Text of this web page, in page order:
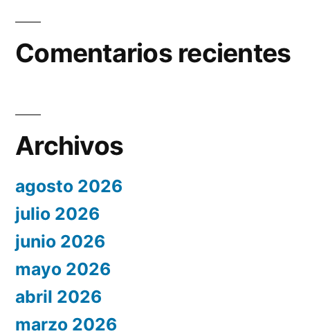
Comentarios recientes
Archivos
agosto 2026
julio 2026
junio 2026
mayo 2026
abril 2026
marzo 2026